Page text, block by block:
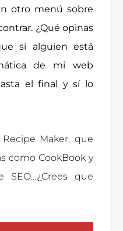
otro menú sobre
¿Qué opinas
si alguien está
de mi web
el final y sí lo
Maker, que
como CookBook y
que